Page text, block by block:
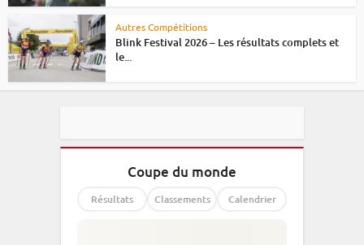
Autres Compétitions
Blink Festival 2026 – Les résultats complets et
le...
Coupe du monde
Résultats Classements Calendrier